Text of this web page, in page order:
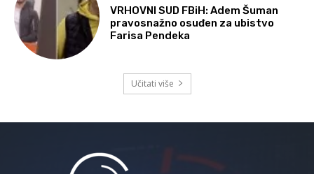
VRHOVNI SUD FBiH: Adem Šuman
pravosnažno osuđen za ubistvo
Farisa Pendeka
Učitati više